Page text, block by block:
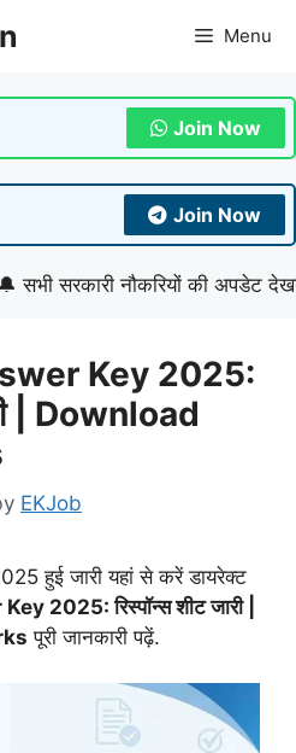
Menu
Join Now
Join Now
सरकारी नौकरियों की अपडेट
Key 2025:
| Download
EKJob
हुई जारी यहां से करें डायरेक्ट
2025: रिस्पॉन्स शीट जारी |
पूरी जानकारी पढ़ें.